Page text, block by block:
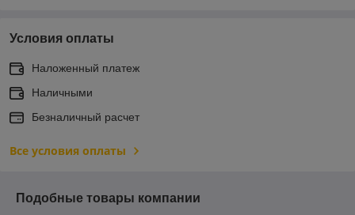
Условия оплаты
Наложенный платеж
Наличными
Безналичный расчет
Все условия оплаты
Подобные товары компании